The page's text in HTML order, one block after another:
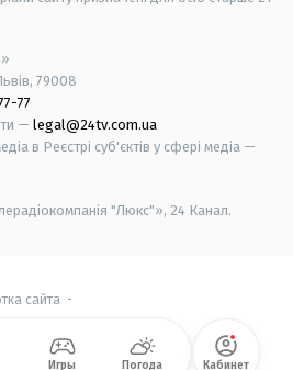
79008
77
— legal@24tv.com.ua
в Реєстрі суб'єктів у сфері медіа —
"Люкс"», 24 Канал.
сайта -
Игры Погода Кабинет